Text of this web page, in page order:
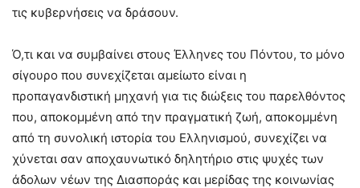
τις κυβερνήσεις να δράσουν.
Ό,τι και να συμβαίνει στους Έλληνες του Πόντου, το μόνο
σίγουρο που συνεχίζεται αμείωτο είναι η
προπαγανδιστική μηχανή για τις διώξεις του παρελθόντος
που, αποκομμένη από την πραγματική ζωή, αποκομμένη
από τη συνολική ιστορία του Ελληνισμού, συνεχίζει να
χύνεται σαν αποχαυνωτικό δηλητήριο στις ψυχές των
άδολων νέων της Διασποράς και μερίδας της κοινωνίας